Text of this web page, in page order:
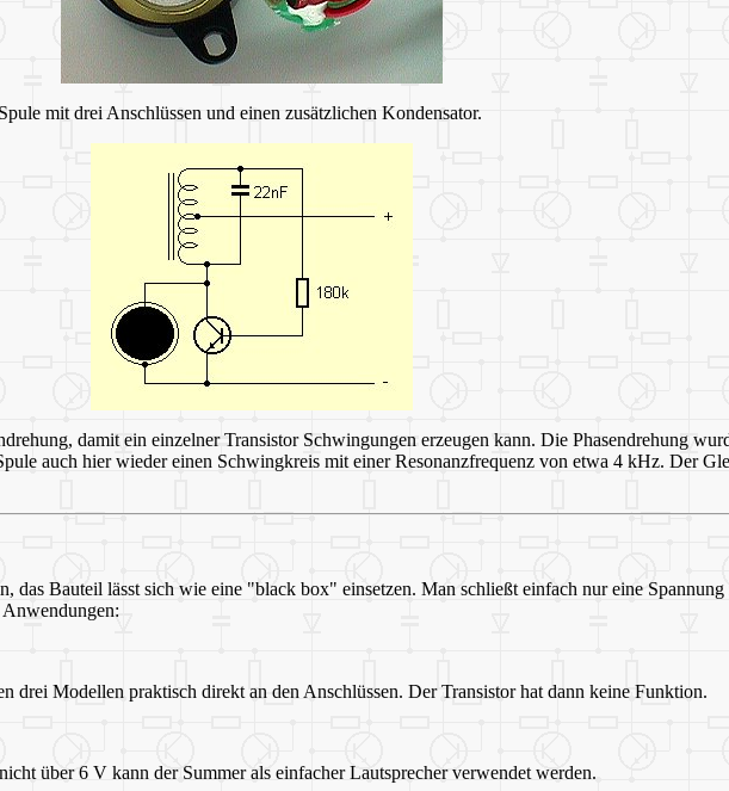
mit drei Anschlüssen und einen zusätzlichen Kondensator.
damit ein einzelner Transistor Schwingungen erzeugen kann. Die Phasendrehung
auch hier wieder einen Schwingkreis mit einer Resonanzfrequenz von etwa 4 kHz. Der
das Bauteil lässt sich wie eine "black box" einsetzen. Man schließt einfach nur eine
Anwendungen:
drei Modellen praktisch direkt an den Anschlüssen. Der Transistor hat dann keine Funktion.
über 6 V kann der Summer als einfacher Lautsprecher verwendet werden.